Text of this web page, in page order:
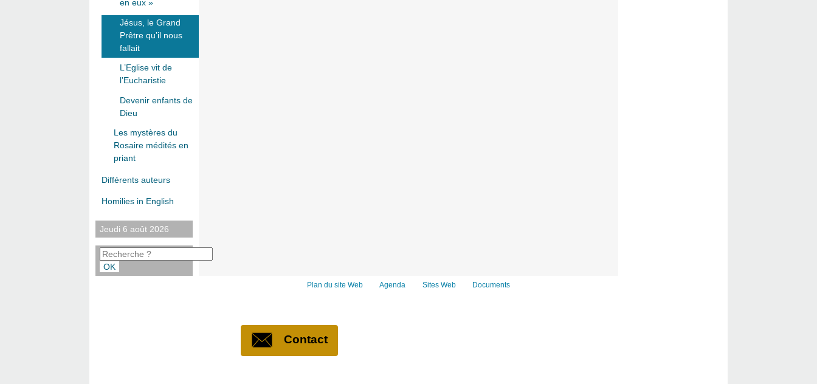
en eux »
Jésus, le Grand
Prêtre qu’il nous
fallait
L’Eglise vit de
l’Eucharistie
Devenir enfants de
Dieu
Les mystères du
Rosaire médités en
priant
Différents auteurs
Homilies in English
Jeudi 6 août 2026
Plan du site Web Agenda Sites Web Documents
Contact